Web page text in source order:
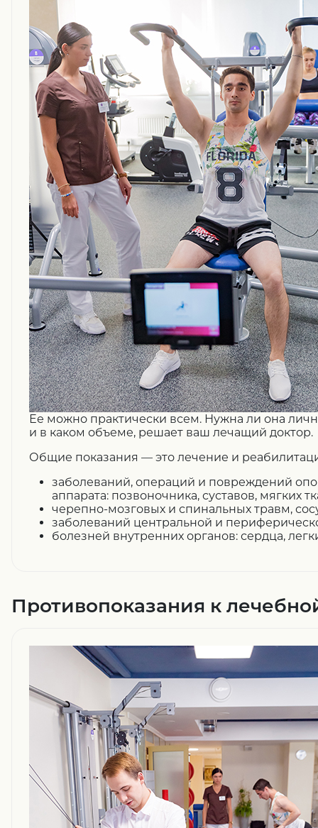
Ее можно практически всем. Нужна ли она
и в каком объеме, решает ваш лечащий доктор.
Общие показания — это лечение и
заболеваний, операций и повреждений
аппарата: позвоночника, суставов, мягких
черепно-мозговых и спинальных травм,
заболеваний центральной и
болезней внутренних органов: сердца,
Противопоказания к